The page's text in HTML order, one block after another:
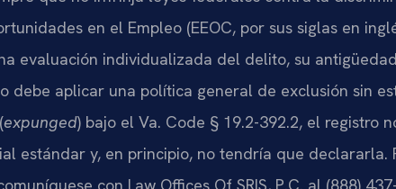
en el Empleo (EEOC, por sus siglas en
evaluación individualizada del delito, su
debe aplicar una política general de exclusión sin
expunged) bajo el Va. Code § 19.2-392.2, el registro
estándar y, en principio, no tendría que declararla.